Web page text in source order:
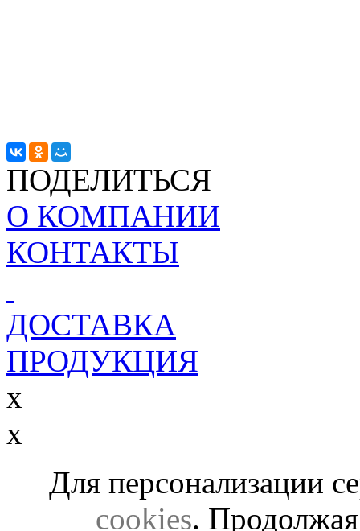
ПОДЕЛИТЬСЯ
О КОМПАНИИ
КОНТАКТЫ
ДОСТАВКА
ПРОДУКЦИЯ
x
x
Для персонализации
cookies. Продолжая